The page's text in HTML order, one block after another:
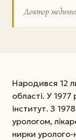
Доктор
Народився 12
області. У
інститут. З
урологом,
нирки